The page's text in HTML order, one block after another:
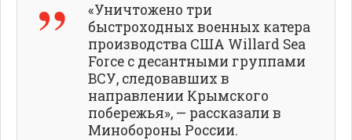
«Уничтожено три
быстроходных военных катера
производства США Willard Sea
Force с десантными группами
ВСУ, следовавших в
направлении Крымского
побережья», — рассказали в
Минобороны России.